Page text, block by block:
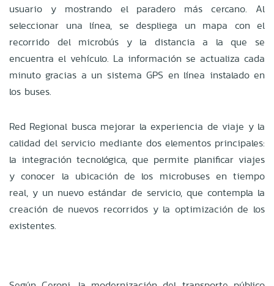
usuario y mostrando el paradero más cercano. Al
seleccionar una línea, se despliega un mapa con el
recorrido del microbús y la distancia a la que se
encuentra el vehículo. La información se actualiza cada
minuto gracias a un sistema GPS en línea instalado en
los buses.
Red Regional busca mejorar la experiencia de viaje y la
calidad del servicio mediante dos elementos principales:
la integración tecnológica, que permite planificar viajes
y conocer la ubicación de los microbuses en tiempo
real, y un nuevo estándar de servicio, que contempla la
creación de nuevos recorridos y la optimización de los
existentes.